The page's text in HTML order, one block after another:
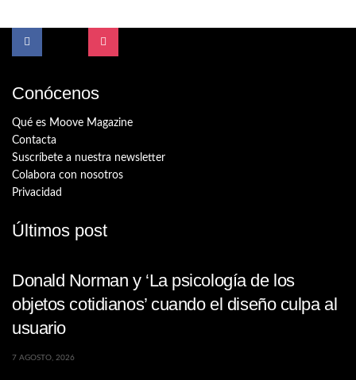
Conócenos
Qué es Moove Magazine
Contacta
Suscríbete a nuestra newsletter
Colabora con nosotros
Privacidad
Últimos post
Donald Norman y ‘La psicología de los
objetos cotidianos’ cuando el diseño culpa al
usuario
7 AGOSTO, 2026